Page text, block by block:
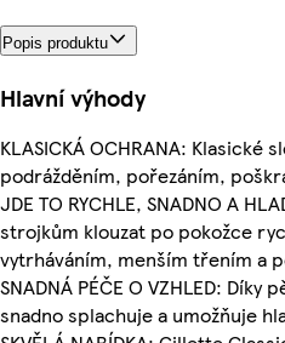
Popis produktu
Hlavní výhody
KLASICKÁ OCHRANA:
podrážděním, pořezáním,
JDE TO RYCHLE, SNADNO A
strojkům klouzat po pokožce
vytrháváním, menším třením a
SNADNÁ PÉČE O VZHLED:
snadno splachuje a umožňuje